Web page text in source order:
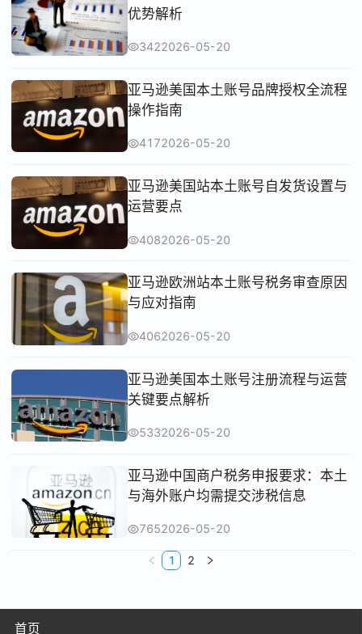
优势解析
3422026-05-20
亚马逊美国本土账号品牌授权全流程
操作指南
4172026-05-20
亚马逊美国站本土账号自发货设置与
运营要点
4082026-05-20
亚马逊欧洲站本土账号税务审查原因
与应对指南
4062026-05-20
亚马逊美国本土账号注册流程与运营
关键要点解析
5332026-05-20
亚马逊中国商户税务申报要求：本土
与海外账户均需提交涉税信息
7652026-05-20
1 2
首页